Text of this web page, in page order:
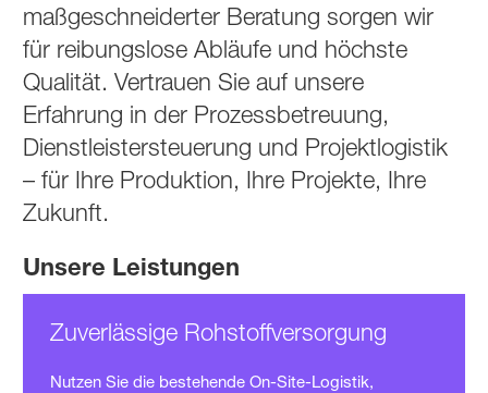
maßgeschneiderter Beratung sorgen wir
für reibungslose Abläufe und höchste
Qualität. Vertrauen Sie auf unsere
Erfahrung in der Prozessbetreuung,
Dienstleistersteuerung und Projektlogistik
– für Ihre Produktion, Ihre Projekte, Ihre
Zukunft.
Unsere Leistungen
Zuverlässige Roh­stoff­versorgung
Nutzen Sie die bestehende On-Site-Logistik,